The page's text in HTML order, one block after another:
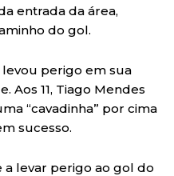
entrada da área,
do gol.
levou perigo em sua
Aos 11, Tiago Mendes
“cavadinha” por cima
sucesso.
a levar perigo ao gol do